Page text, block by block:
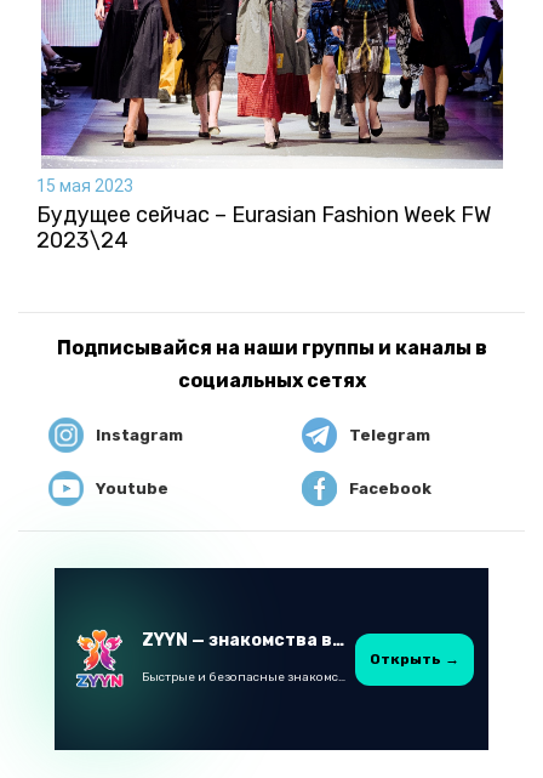
15 мая 2023
Будущее сейчас – Eurasian Fashion Week FW
2023\24
Подписывайся на наши группы и каналы в
социальных сетях
Instagram Telegram
Youtube Facebook
ZYYN — знакомства в Казахстане
Быстрые и безопасные знакомства в Telegram
Открыть →